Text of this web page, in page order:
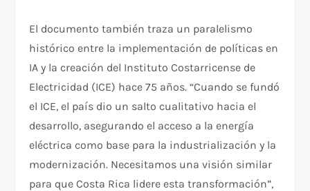
El documento también traza un paralelismo
histórico entre la implementación de políticas en
IA y la creación del Instituto Costarricense de
Electricidad (ICE) hace 75 años. “Cuando se fundó
el ICE, el país dio un salto cualitativo hacia el
desarrollo, asegurando el acceso a la energía
eléctrica como base para la industrialización y la
modernización. Necesitamos una visión similar
para que Costa Rica lidere esta transformación”,